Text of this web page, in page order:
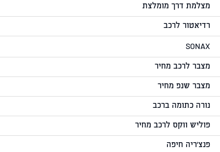
מצלמת דרך מומלצת
רדיאטור לרכב
SONAX
מצבר לרכב מחיר
מצבר שנפ מחיר
נורה כתומה ברכב
פוליש ווקס לרכב מחיר
פנצ'ריה חיפה